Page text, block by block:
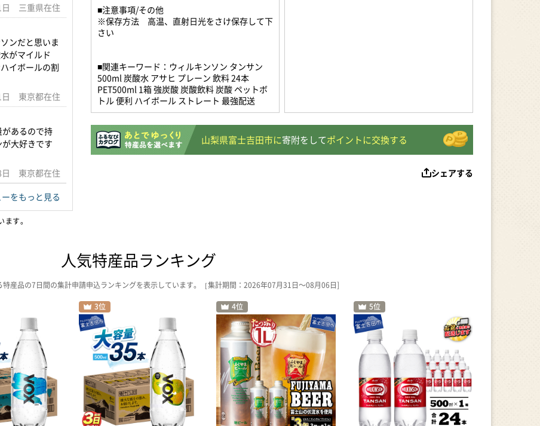
日 三重県在住
ンだと思いま
がマイルド
イボールの割
日 東京都在住
あるので持
大好きです
日 東京都在住
ーをもっと見る
す。
■注意事項/その他
※保存方法 高温、直射日光をさけ保存して下
さい
■関連キーワード：ウィルキンソン タンサン
500ml 炭酸水 アサヒ プレーン 飲料 24本
PET500ml 1箱 強炭酸 炭酸飲料 炭酸 ペットボ
トル 便利 ハイボール ストレート 最強配送
山梨県富士吉田市に寄附をしてポイントに交換する
シェアする
人気特産品ランキング
産品の7日間の集計申請申込ランキングを表示しています。［集計期間：2026年07月31日～08月06日]